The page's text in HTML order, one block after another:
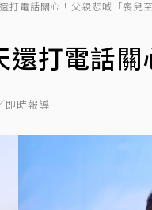
打電話關心！父親悲喊「喪兒至
打電話關
即時報導